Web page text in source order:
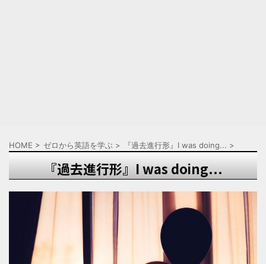
HOME > ゼロから英語を学ぶ > 『過去進行形』I was doing... >
『過去進行形』I was doing...